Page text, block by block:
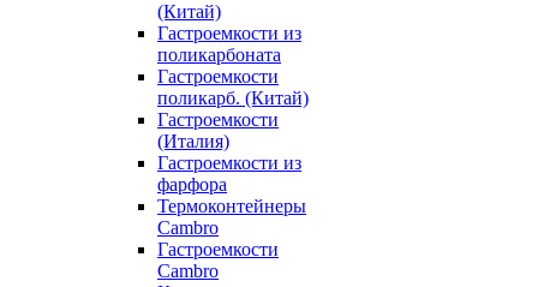
(Китай)
Гастроемкости из
поликарбоната
Гастроемкости
поликарб. (Китай)
Гастроемкости
(Италия)
Гастроемкости из
фарфора
Термоконтейнеры
Cambro
Гастроемкости
Cambro